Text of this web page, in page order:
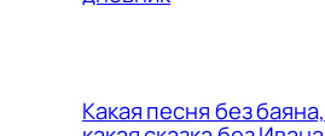
Какая песня без баяна,